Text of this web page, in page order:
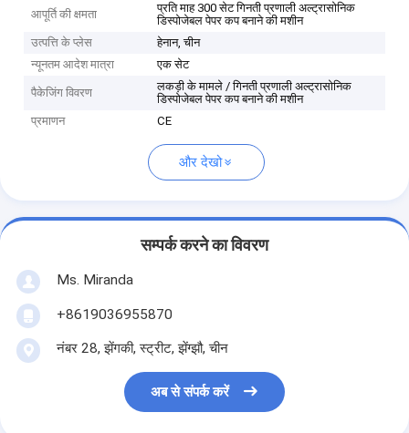
आपूर्ति की क्षमता
प्रति माह 300 सेट गिनती प्रणाली अल्ट्रासोनिक
डिस्पोजेबल पेपर कप बनाने की मशीन
उत्पत्ति के प्लेस
हेनान, चीन
न्यूनतम आदेश मात्रा
एक सेट
पैकेजिंग विवरण
लकड़ी के मामले / गिनती प्रणाली अल्ट्रासोनिक
डिस्पोजेबल पेपर कप बनाने की मशीन
प्रमाणन
CE
और देखो
सम्पर्क करने का विवरण
Ms. Miranda
+8619036955870
नंबर 28, झेंगकी, स्ट्रीट, झेंग्झौ, चीन
अब से संपर्क करें